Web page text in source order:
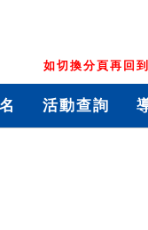
如切換分頁再回
活動查詢